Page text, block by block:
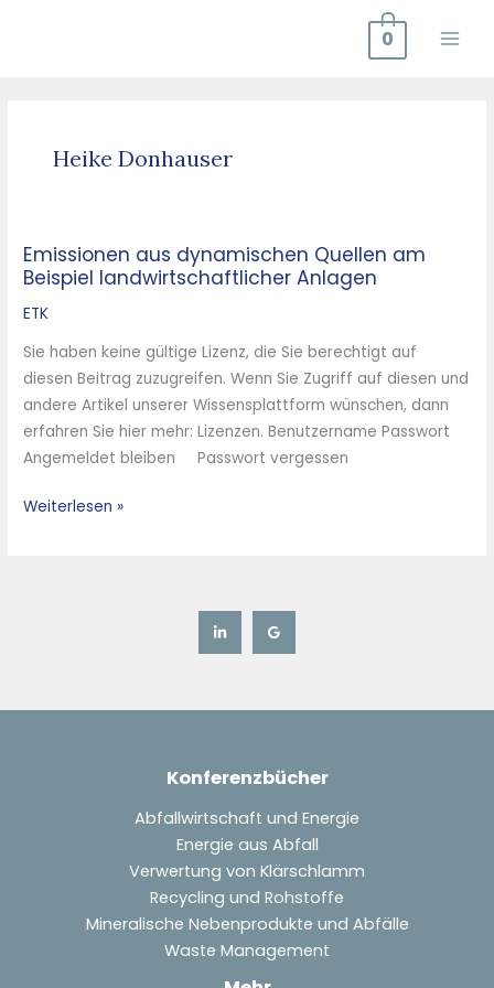
0
Heike Donhauser
Emissionen aus dynamischen Quellen am
Beispiel landwirtschaftlicher Anlagen
ETK
Sie haben keine gültige Lizenz, die Sie berechtigt auf
diesen Beitrag zuzugreifen. Wenn Sie Zugriff auf diesen und
andere Artikel unserer Wissensplattform wünschen, dann
erfahren Sie hier mehr: Lizenzen. Benutzername Passwort
Angemeldet bleiben Passwort vergessen
Emissionen
aus
dynamischen
am
Beispiel
landwirtschaftlicher
Anlagen
Weiterlesen »
Konferenzbücher
Abfallwirtschaft und Energie
Energie aus Abfall
Verwertung von Klärschlamm
Recycling und Rohstoffe
Mineralische Nebenprodukte und Abfälle
Waste Management